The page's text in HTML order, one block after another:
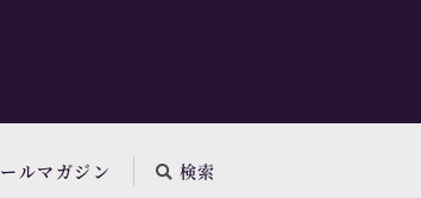
ルマガジン 検索